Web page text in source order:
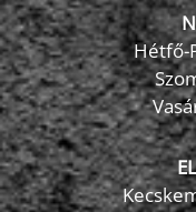
Hétfő-